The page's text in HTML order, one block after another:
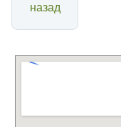
назад